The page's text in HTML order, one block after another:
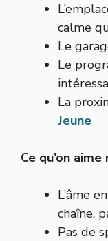
calme
Le
Le
La
Jeune
Ce qu’on aime
L’âme
chaîne,
Pas de